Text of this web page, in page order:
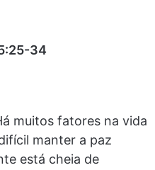
34
muitos fatores na vida
manter a paz
está cheia de